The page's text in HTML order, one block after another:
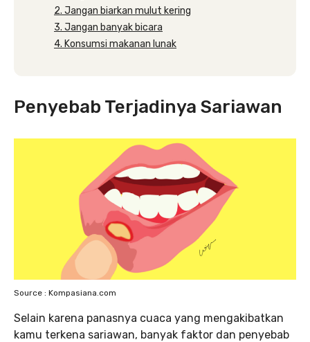
2. Jangan biarkan mulut kering
3. Jangan banyak bicara
4. Konsumsi makanan lunak
Penyebab Terjadinya Sariawan
Source : Kompasiana.com
Selain karena panasnya cuaca yang mengakibatkan
kamu terkena sariawan, banyak faktor dan penyebab